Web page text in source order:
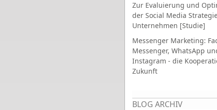
Zur Evaluierung und
der Social Media
Unternehmen [Studie]
Messenger Marketing:
Messenger, WhatsApp
Instagram - die
Zukunft
BLOG ARCHIV
Seiten